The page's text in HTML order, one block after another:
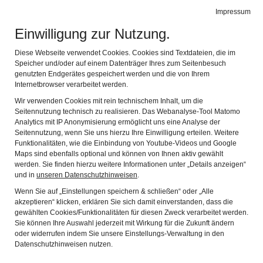
Impressum
Einwilligung zur Nutzung.
Diese Webseite verwendet Cookies. Cookies sind Textdateien, die im
Speicher und/oder auf einem Datenträger Ihres zum Seitenbesuch
genutzten Endgerätes gespeichert werden und die von Ihrem
Internetbrowser verarbeitet werden.
Wir verwenden Cookies mit rein technischem Inhalt, um die
Seitennutzung technisch zu realisieren. Das Webanalyse-Tool Matomo
Analytics mit IP Anonymisierung ermöglicht uns eine Analyse der
Seitennutzung, wenn Sie uns hierzu Ihre Einwilligung erteilen. Weitere
Funktionalitäten, wie die Einbindung von Youtube-Videos und Google
Maps sind ebenfalls optional und können von Ihnen aktiv gewählt
werden. Sie finden hierzu weitere Informationen unter „Details anzeigen“
und in unseren Datenschutzhinweisen.
Wenn Sie auf „Einstellungen speichern & schließen“ oder „Alle
akzeptieren“ klicken, erklären Sie sich damit einverstanden, dass die
gewählten Cookies/Funktionalitäten für diesen Zweck verarbeitet werden.
Sie können Ihre Auswahl jederzeit mit Wirkung für die Zukunft ändern
oder widerrufen indem Sie unsere Einstellungs-Verwaltung in den
Datenschutzhinweisen nutzen.
The Imperial Town of Kaufbeuren
Crosses and Saints
The Good Things in Life
Urban Traces
The Good Things in Life -
of parlours, furniture, bonnets and the like
"The Good Things in Life" is the title of the collection with